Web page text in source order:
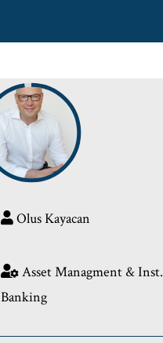
Olus Kayacan
Asset Managment & Inst.
Banking